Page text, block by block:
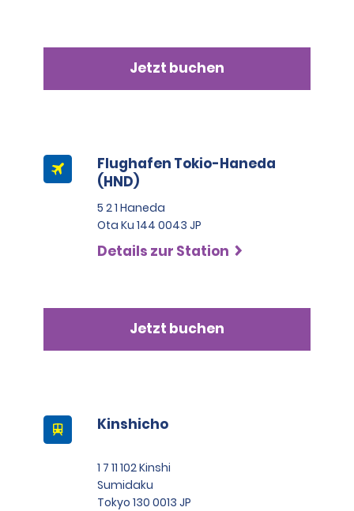
Jetzt buchen
Flughafen Tokio-Haneda
(HND)
5 2 1 Haneda
Ota Ku 144 0043 JP
Details zur Station
Jetzt buchen
Kinshicho
1 7 11 102 Kinshi
Sumidaku
Tokyo 130 0013 JP